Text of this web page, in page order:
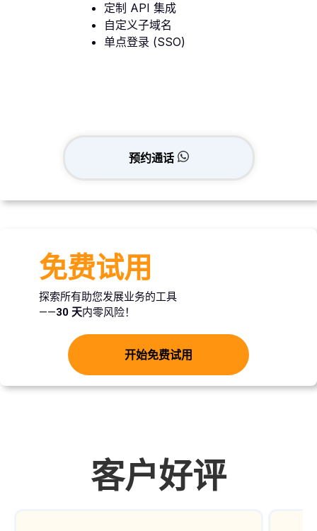
定制 API 集成
自定义子域名
单点登录 (SSO)
预约通话
免费试用
探索所有助您发展业务的工具
——30 天内零风险！
开始免费试用
客户好评